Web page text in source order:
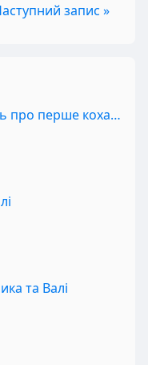
запис »
Вітька + Галя, або Повість про перше кохання
та Валі